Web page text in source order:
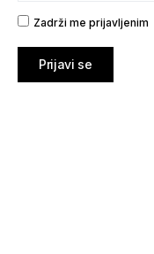
Zadrži me prijavljenim
Prijavi se